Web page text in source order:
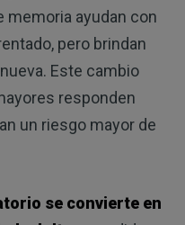
memoria ayudan con
pero brindan
Este cambio
responden
un riesgo mayor de
se convierte en